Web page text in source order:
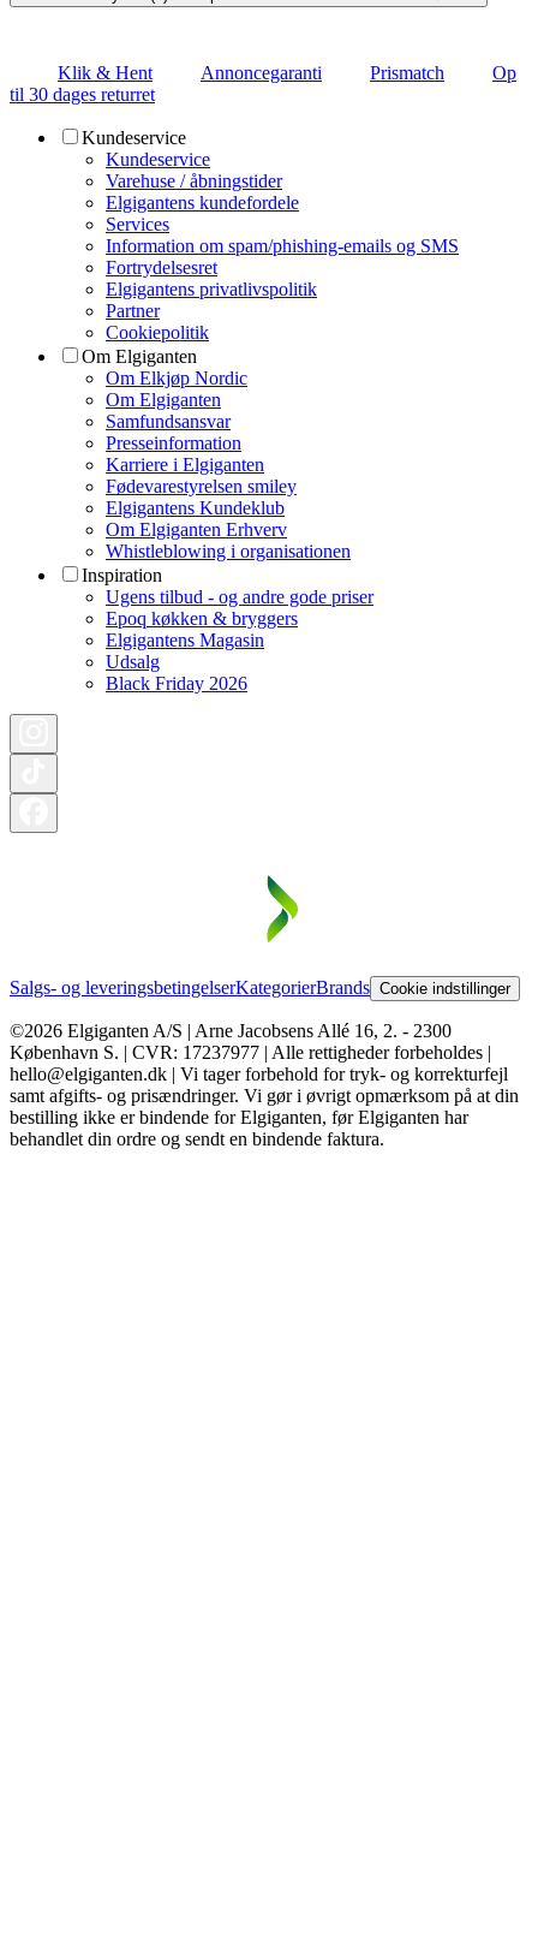
Klik & Hent Annoncegaranti Prismatch
Op
til 30 dages returret
Kundeservice
Kundeservice
Varehuse / åbningstider
Elgigantens kundefordele
Services
Information om spam/phishing-emails og SMS
Fortrydelsesret
Elgigantens privatlivspolitik
Partner
Cookiepolitik
Om Elgiganten
Om Elkjøp Nordic
Om Elgiganten
Samfundsansvar
Presseinformation
Karriere i Elgiganten
Fødevarestyrelsen smiley
Elgigantens Kundeklub
Om Elgiganten Erhverv
Whistleblowing i organisationen
Inspiration
Ugens tilbud - og andre gode priser
Epoq køkken & bryggers
Elgigantens Magasin
Udsalg
Black Friday 2026
Salgs- og leveringsbetingelserKategorierBrands Cookie indstillinger
©2026 Elgiganten A/S | Arne Jacobsens Allé 16, 2. - 2300
København S. | CVR: 17237977 | Alle rettigheder forbeholdes |
hello@elgiganten.dk | Vi tager forbehold for tryk- og korrekturfejl
samt afgifts- og prisændringer. Vi gør i øvrigt opmærksom på at din
bestilling ikke er bindende for Elgiganten, før Elgiganten har
behandlet din ordre og sendt en bindende faktura.